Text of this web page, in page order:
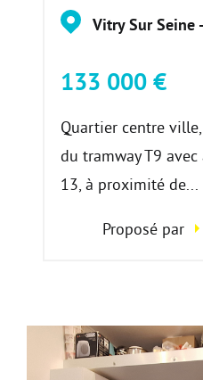
Vitry Sur Seine
133 000 €
Quartier centre
du tramway T9 avec
13, à proximité de...
Proposé par